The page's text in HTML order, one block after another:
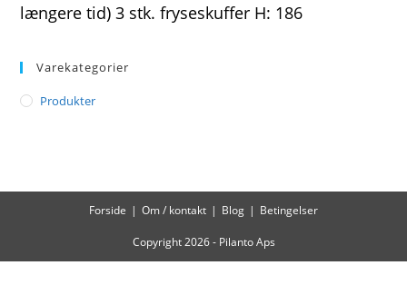
længere tid) 3 stk. fryseskuffer H: 186
Varekategorier
Produkter
Forside Om / kontakt Blog Betingelser
Copyright 2026 - Pilanto Aps